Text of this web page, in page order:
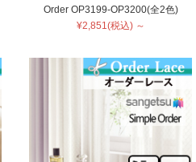
Order OP3199-OP3200(全2色)
¥2,851(税込) ～